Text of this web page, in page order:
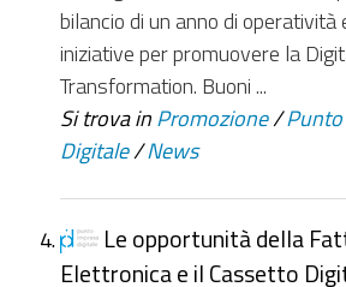
bilancio di un anno di operatività
iniziative per promuovere la
Transformation. Buoni ...
Si trova in Promozione /Punto
Digitale /News
Le opportunità della
Elettronica e il Cassetto